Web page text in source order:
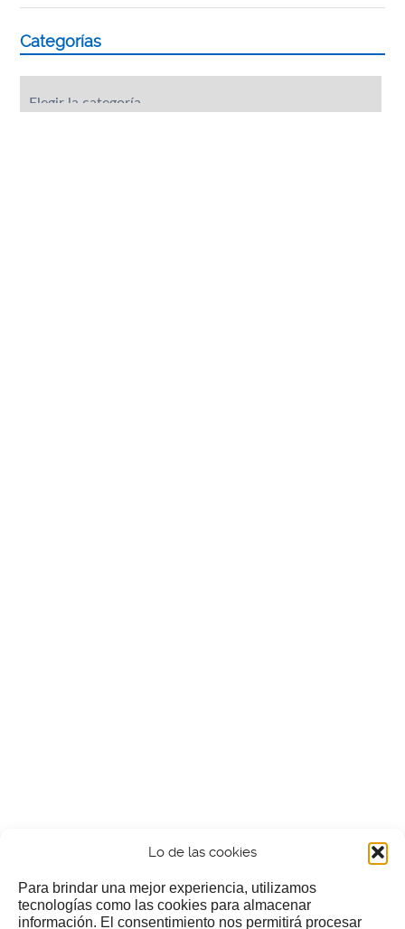
Lo de las cookies
Para brindar una mejor experiencia, utilizamos
tecnologías como las cookies para almacenar
información. El consentimiento nos permitirá procesar
Categorías